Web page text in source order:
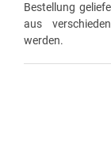
Bestellung
aus
werden.